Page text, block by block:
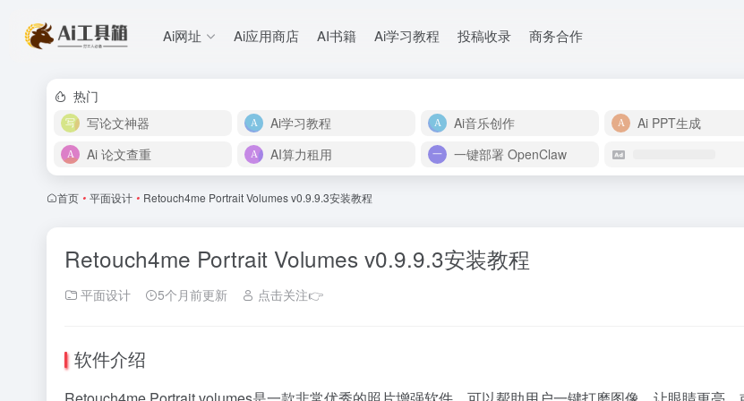
Ai网址 Ai应用商店 AI书籍 Ai学习教程 投稿收录 商务合作
热门
写论文神器
Ai学习教程 Ai音乐创作 Ai PPT生成
Ai 论文查重
AI算力租用 一键部署 OpenClaw
首页 • 平面设计 • Retouch4me Portrait Volumes v0.9.9.3安装教程
Retouch4me Portrait Volumes v0.9.9.3安装教程
平面设计 5个月前更新 点击关注👉
软件介绍